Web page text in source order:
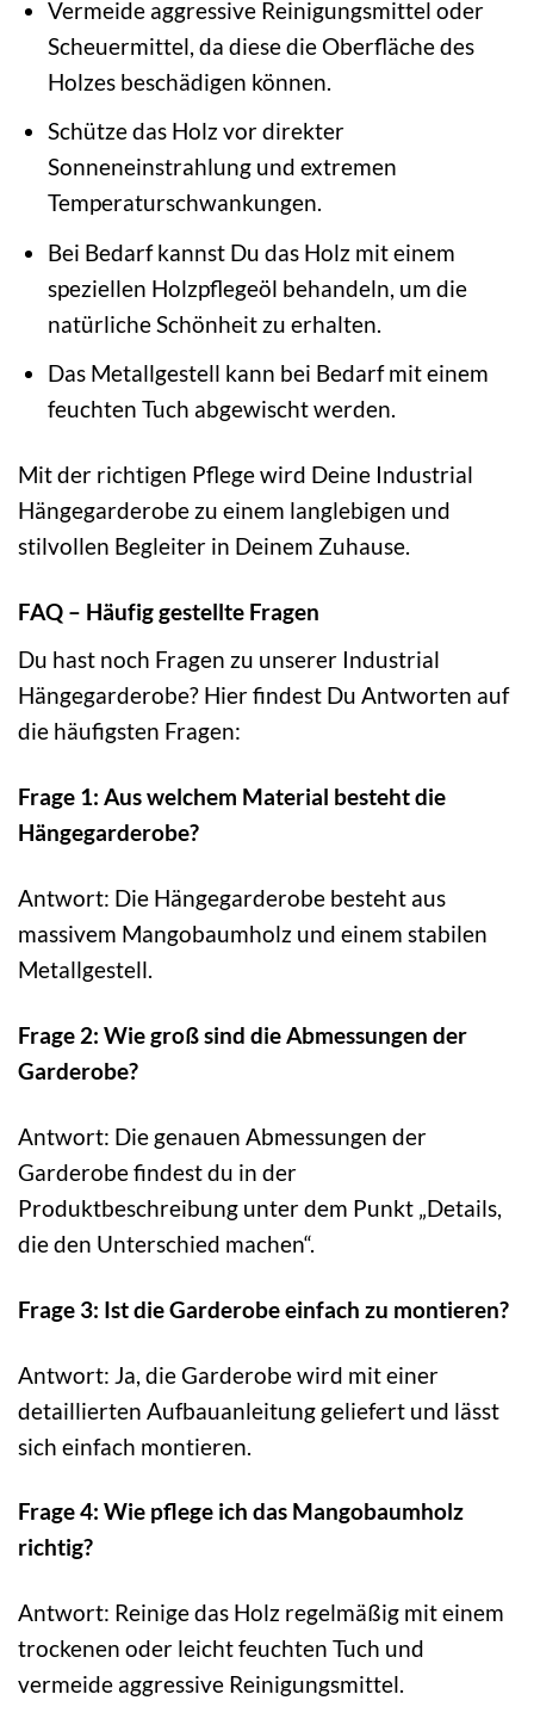
Vermeide aggressive Reinigungsmittel oder
Scheuermittel, da diese die Oberfläche des
Holzes beschädigen können.
Schütze das Holz vor direkter
Sonneneinstrahlung und extremen
Temperaturschwankungen.
Bei Bedarf kannst Du das Holz mit einem
speziellen Holzpflegeöl behandeln, um die
natürliche Schönheit zu erhalten.
Das Metallgestell kann bei Bedarf mit einem
feuchten Tuch abgewischt werden.
Mit der richtigen Pflege wird Deine Industrial
Hängegarderobe zu einem langlebigen und
stilvollen Begleiter in Deinem Zuhause.
FAQ – Häufig gestellte Fragen
Du hast noch Fragen zu unserer Industrial
Hängegarderobe? Hier findest Du Antworten auf
die häufigsten Fragen:
Frage 1: Aus welchem Material besteht die
Hängegarderobe?
Antwort: Die Hängegarderobe besteht aus
massivem Mangobaumholz und einem stabilen
Metallgestell.
Frage 2: Wie groß sind die Abmessungen der
Garderobe?
Antwort: Die genauen Abmessungen der
Garderobe findest du in der
Produktbeschreibung unter dem Punkt „Details,
die den Unterschied machen“.
Frage 3: Ist die Garderobe einfach zu montieren?
Antwort: Ja, die Garderobe wird mit einer
detaillierten Aufbauanleitung geliefert und lässt
sich einfach montieren.
Frage 4: Wie pflege ich das Mangobaumholz
richtig?
Antwort: Reinige das Holz regelmäßig mit einem
trockenen oder leicht feuchten Tuch und
vermeide aggressive Reinigungsmittel.